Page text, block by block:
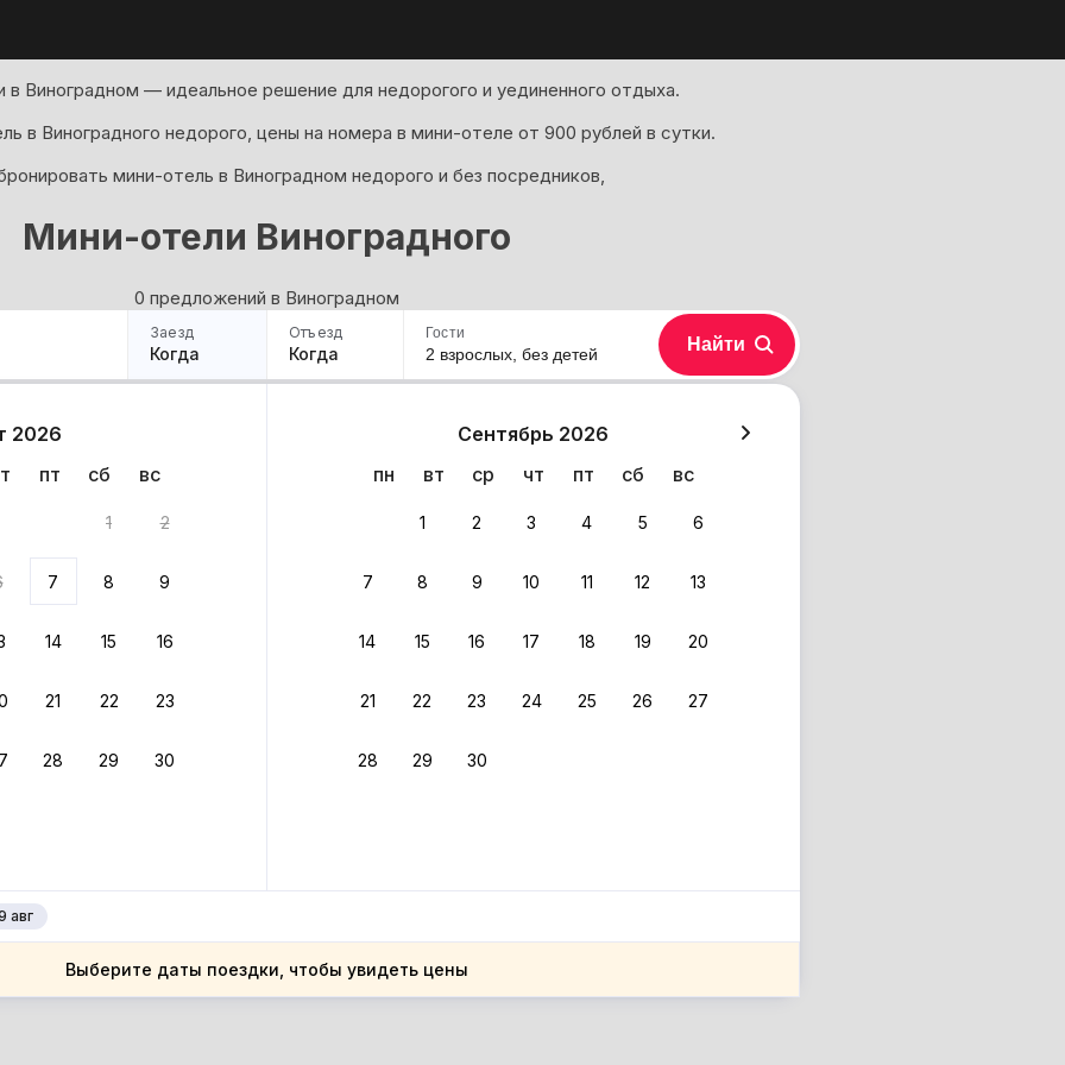
в Виноградном — идеальное решение для недорогого и уединенного отдыха.
в Виноградного недорого, цены на номера в мини-отеле от 900 рублей в сутки.
мини-отель в Виноградном недорого и без посредников,
Мини-отели Виноградного
0 предложений в Виноградном
Заезд
Когда
Отъезд
Когда
2026
пт сб вс
1 2
7 8 9
14 15 16
21 22 23
28 29 30
Сентябрь 2026
пн
вт ср чт пт сб вс
1 2 3 4 5 6
7 8 9 10 11 12 13
14 15 16 17 18 19 20
21 22 23 24 25 26 27
28 29 30
авг
Выберите даты поездки, чтобы увидеть цены
Гости
2 взрослых, без детей Найти
вариант из результатов поиска не соответствует заданным фильтрам.
край